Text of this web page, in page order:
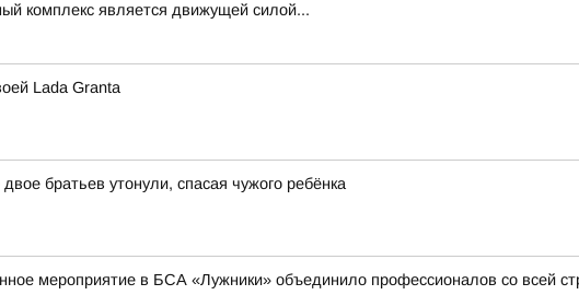
комплекс является движущей силой...
Lada Granta
братьев утонули, спасая чужого ребёнка
мероприятие в БСА «Лужники» объединило профессионалов со всей